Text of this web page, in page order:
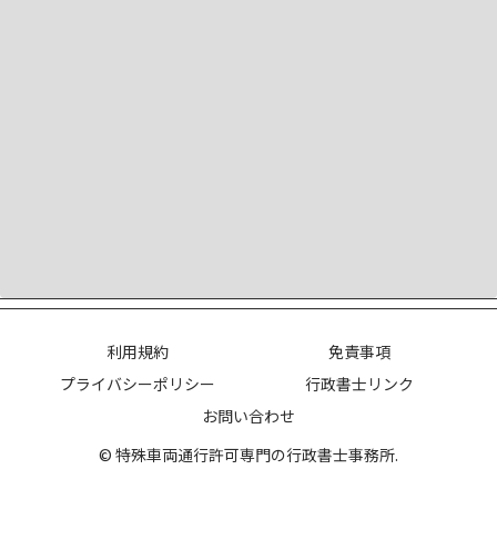
利用規約
免責事項
プライバシーポリシー
行政書士リンク
お問い合わせ
© 特殊車両通行許可専門の行政書士事務所.